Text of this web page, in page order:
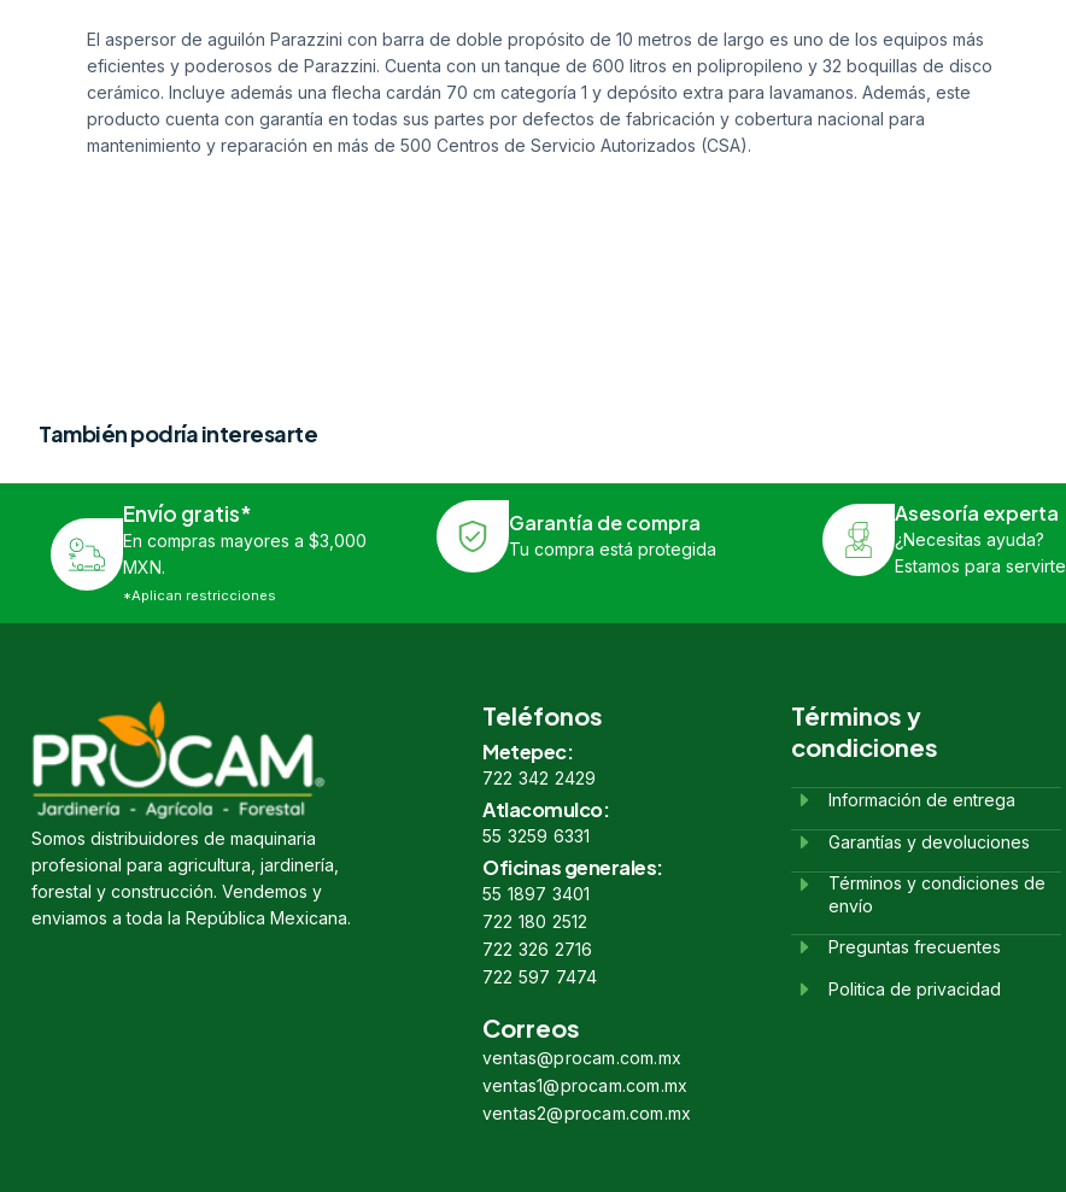
El aspersor de aguilón Parazzini con barra de doble propósito de 10 metros de largo es uno de los equipos más
eficientes y poderosos de Parazzini. Cuenta con un tanque de 600 litros en polipropileno y 32 boquillas de disco
cerámico. Incluye además una flecha cardán 70 cm categoría 1 y depósito extra para lavamanos. Además, este
producto cuenta con garantía en todas sus partes por defectos de fabricación y cobertura nacional para
mantenimiento y reparación en más de 500 Centros de Servicio Autorizados (CSA).
También podría interesarte
Envío gratis*
En compras mayores a $3,000
MXN.
*Aplican restricciones
Garantía de compra
Tu compra está protegida
Asesoría experta
¿Necesitas ayuda?
Estamos para servirte
Somos distribuidores de maquinaria
profesional para agricultura, jardinería,
forestal y construcción. Vendemos y
enviamos a toda la República Mexicana.
Teléfonos
Metepec:
722 342 2429
Atlacomulco:
55 3259 6331
Oficinas generales:
55 1897 3401
722 180 2512
722 326 2716
722 597 7474
Correos
ventas@procam.com.mx
ventas1@procam.com.mx
ventas2@procam.com.mx
Términos y
condiciones
Información de entrega
Garantías y devoluciones
Términos y condiciones de
envío
Preguntas frecuentes
Politica de privacidad